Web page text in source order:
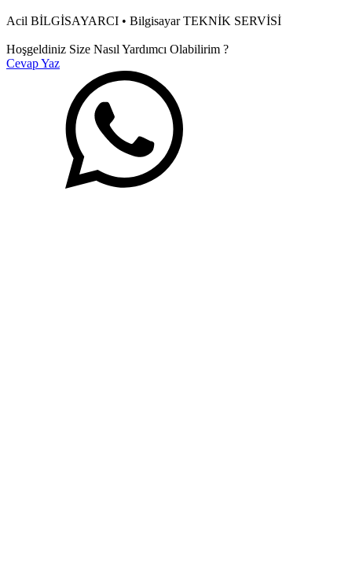
Acil BİLGİSAYARCI • Bilgisayar TEKNİK SERVİSİ
Hoşgeldiniz Size Nasıl Yardımcı Olabilirim ?
Cevap Yaz